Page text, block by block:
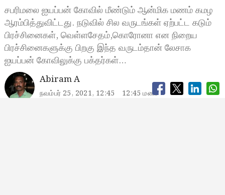
சபரிமலை ஐயப்பன் கோவில் மீண்டும் ஆன்மிக மணம் கமழ
ஆரம்பித்துவிட்டது. நடுவில் சில வருடங்கள் ஏற்பட்ட கடும்
பிரச்சினைகள், வெள்ளசேதம்,கொரோனா என நிறைய
பிரச்சினைகளுக்கு பிறகு இந்த வருடம்தான் லேசாக
ஐயப்பன் கோவிலுக்கு பக்தர்கள்…
Abiram A
நவம்பர் 25, 2021, 12:45 12:45 மணி